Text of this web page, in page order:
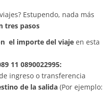
Estupendo, nada más
tres pasos
el importe del viaje en esta
11 0890022995:
ingreso o transferencia
de la salida (Por ejemplo: